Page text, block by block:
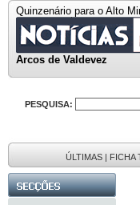
Quinzenário para o Alto
Arcos de Valdevez
PESQUISA:
ÚLTIMAS | FICHA